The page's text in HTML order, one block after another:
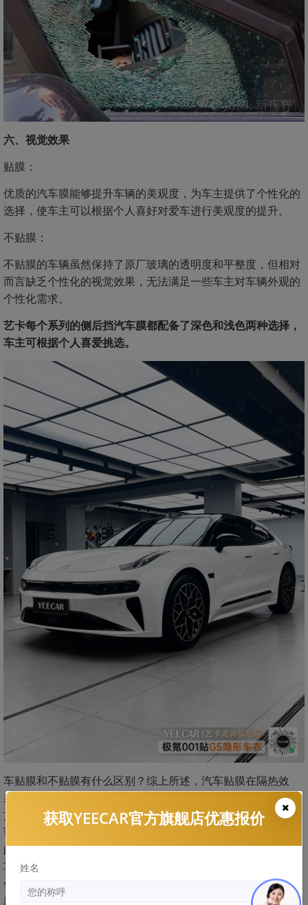
六、视觉效果
贴膜：
优质的汽车膜能够提升车辆的美观度，为车主提供了个性化的
选择，使车主可以根据个人喜好对爱车进行美观度的提升。
不贴膜：
不贴膜的车辆虽然保持了原厂玻璃的透明度和平整度，但相对
而言缺乏个性化的视觉效果，无法满足一些车主对车辆外观的
个性化需求。
艺卡每个系列的侧后挡汽车膜都配备了深色和浅色两种选择，
车主可根据个人喜爱挑选。
车贴膜和不贴膜有什么区别？综上所述，汽车贴膜在隔热效
果、隐私保护、紫外线防护、防眩光、安全性以及视觉效果等
方面都有不少优势。因此对于追求舒适性和安全性的车主来
说，汽车贴膜是一个非常值得考虑的选择。尽管贴膜需要一定
的费用，但其带来的长期收益和驾乘体验的提升，往往能够让
车主觉得物超所值。换言之，不贴膜虽然可以节省初期费用，
但可能在一定程度上影响驾驶的舒适性和安全性。因此，车主
应根据自身需求、预算以及对车辆的使用环境，做出适合自己
获取YEECAR官方旗舰店优惠报价
姓名